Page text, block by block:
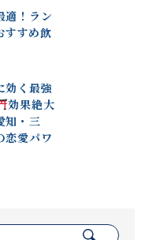
適！ラン
すすめ飲
効く最強
効果絶大
知・三
恋愛パワ